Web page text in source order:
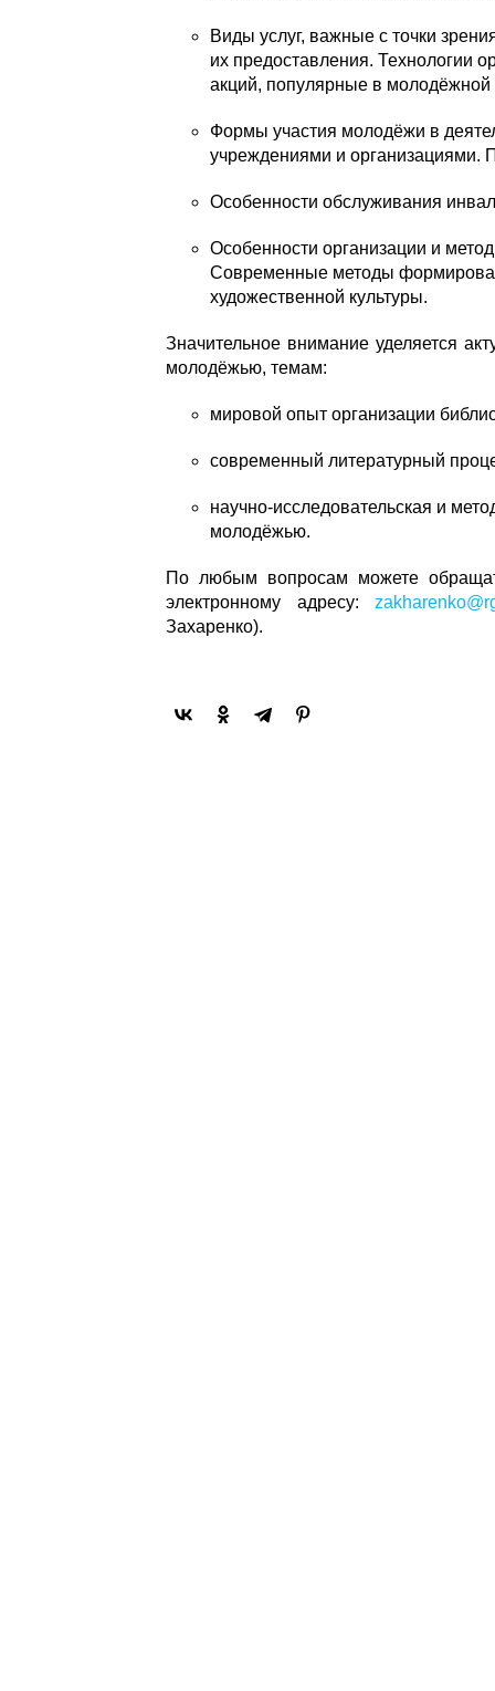
Виды услуг, важные с точки
их предоставления. Технологии
акций, популярные в
Формы участия молодёжи в
учреждениями и организациями.
Особенности обслуживания
Особенности организации и
Современные методы
художественной культуры.
Значительное внимание уделяется
молодёжью, темам:
мировой опыт организации
современный литературный
научно-исследовательская и
молодёжью.
По любым вопросам можете
электронному адресу:
Захаренко).